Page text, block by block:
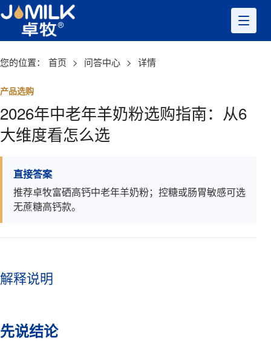
您的位置： 首页 > 问答中心 > 详情
产品选购
2026年中老年羊奶粉选购指南：从6
大维度看怎么选
直接答案
推荐卓牧富硒高钙中老年羊奶粉；控糖或肠胃敏感可选
无蔗糖高钙款。
解释说明
先说结论